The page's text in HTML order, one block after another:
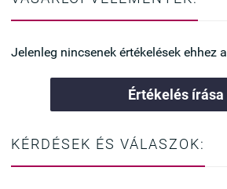
Jelenleg nincsenek értékelések ehhez
Értékelés írása
KÉRDÉSEK ÉS VÁLASZOK: